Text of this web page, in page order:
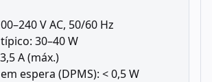
V AC, 50/60 Hz
30–40 W
A (máx.)
espera (DPMS): < 0,5 W